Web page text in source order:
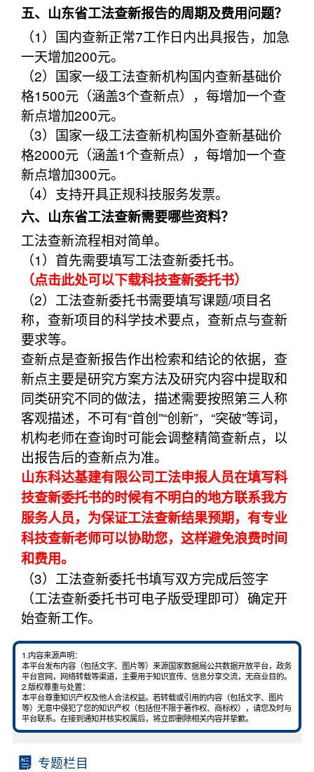
五、山东省工法查新报告的周期及费用问题？
（1）国内查新正常7工作日内出具报告，加急
一天增加200元。
（2）国家一级工法查新机构国内查新基础价
格1500元（涵盖3个查新点），每增加一个查
新点增加200元。
（3）国家一级工法查新机构国外查新基础价
格2000元（涵盖1个查新点），每增加一个查
新点增加300元。
（4）支持开具正规科技服务发票。
六、山东省工法查新需要哪些资料？
工法查新流程相对简单。
（1）首先需要填写工法查新委托书。
（点击此处可以下载科技查新委托书）
（2）工法查新委托书需要填写课题/项目名
称，查新项目的科学技术要点，查新点与查新
要求等。
查新点是查新报告作出检索和结论的依据，查
新点主要是研究方案方法及研究内容中提取和
同类研究不同的做法，描述需要按照第三人称
客观描述，不可有“首创”“创新”，“突破”等词，
机构老师在查询时可能会调整精简查新点，以
出报告后的查新点为准。
山东科达基建有限公司工法申报人员在填写科
技查新委托书的时候有不明白的地方联系我方
服务人员，为保证工法查新结果预期，有专业
科技查新老师可以协助您，这样避免浪费时间
和费用。
（3）工法查新委托书填写双方完成后签字
（工法查新委托书可电子版受理即可）确定开
始查新工作。
1.内容来源声明：
本平台发布内容（包括文字、图片等）来源国家数据局公共数据开放平台，政务
平台官网，网络转载等渠道，主要用于知识宣传、信息分享交流，无商业目的。
2.版权尊重与处置：
本平台尊重知识产权及他人合法权益。若转载或引用的内容（包括文字、图片
等）无意中侵犯了您的知识产权（包括但不限于著作权、商标权），请您及时与
平台联系。在接到通知并核实权属后，将立即删除相关内容并挚歉。
专题栏目